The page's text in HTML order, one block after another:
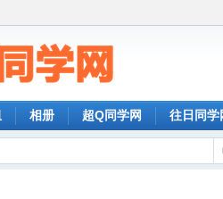
相册 超Q同学网 往日同学